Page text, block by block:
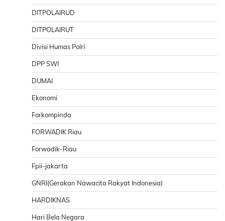
DITPOLAIRUD
DITPOLAIRUT
Divisi Humas Polri
DPP SWI
DUMAI
Ekonomi
Forkompinda
FORWADIK Riau
Forwadik-Riau
Fpii-jakarta
GNRI(Gerakan Nawacita Rakyat Indonesia)
HARDIKNAS
Hari Bela Negara